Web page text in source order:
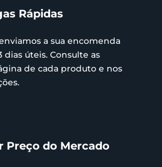
Rápidas
a sua encomenda
dias úteis. Consulte as
de cada produto e nos
Preço do Mercado